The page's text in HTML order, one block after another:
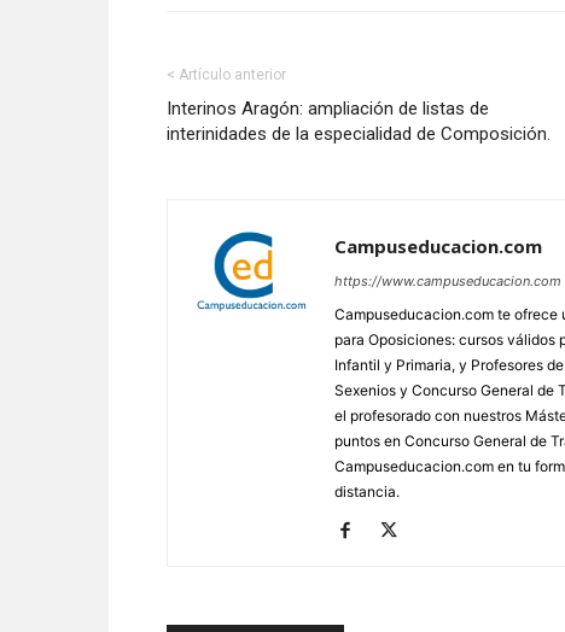
< Artículo anterior
Interinos Aragón: ampliación de listas de
interinidades de la especialidad de Composición.
Campuseducacion.com
https://www.campuseducacion.com
Campuseducacion.com te ofrece
para Oposiciones: cursos válidos
Infantil y Primaria, y Profesores
Sexenios y Concurso General de
el profesorado con nuestros
puntos en Concurso General de
Campuseducacion.com en tu
distancia.